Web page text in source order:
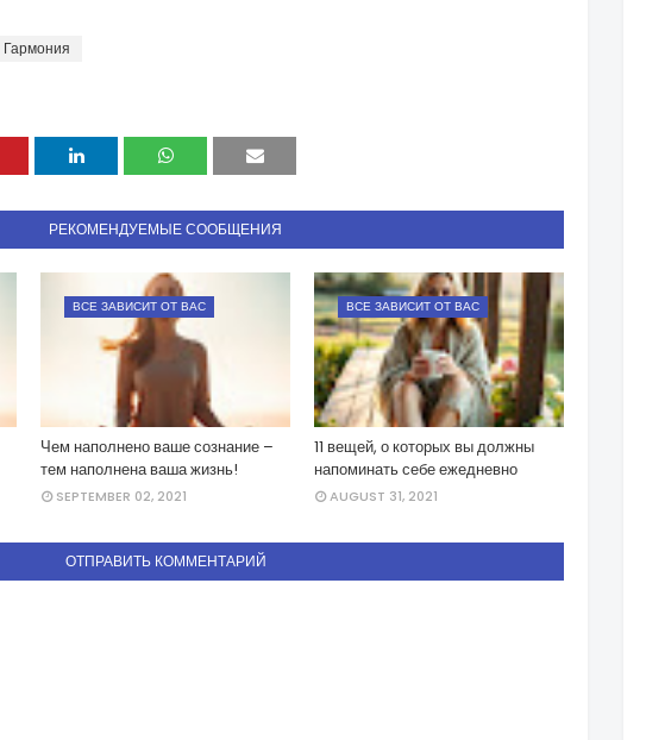
Гармония
РЕКОМЕНДУЕМЫЕ СООБЩЕНИЯ
ВСЕ ЗАВИСИТ ОТ ВАС
Чем наполнено ваше сознание –
тем наполнена ваша жизнь!
SEPTEMBER 02, 2021
ВСЕ ЗАВИСИТ ОТ ВАС
11 вещей, о которых вы должны
напоминать себе ежедневно
AUGUST 31, 2021
ОТПРАВИТЬ КОММЕНТАРИЙ